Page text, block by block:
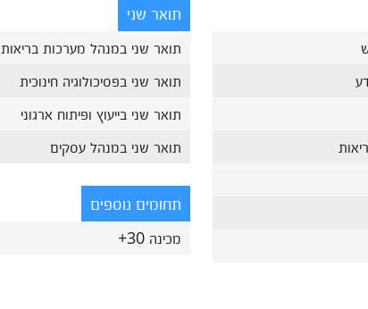
תואר שני
תואר שני במנהל מערכות בריאות
תואר שני בפסיכולוגיה חינוכית
תואר שני בייעוץ ופיתוח ארגוני
תואר שני במנהל עסקים
תחומים נוספים
מכינה 30+